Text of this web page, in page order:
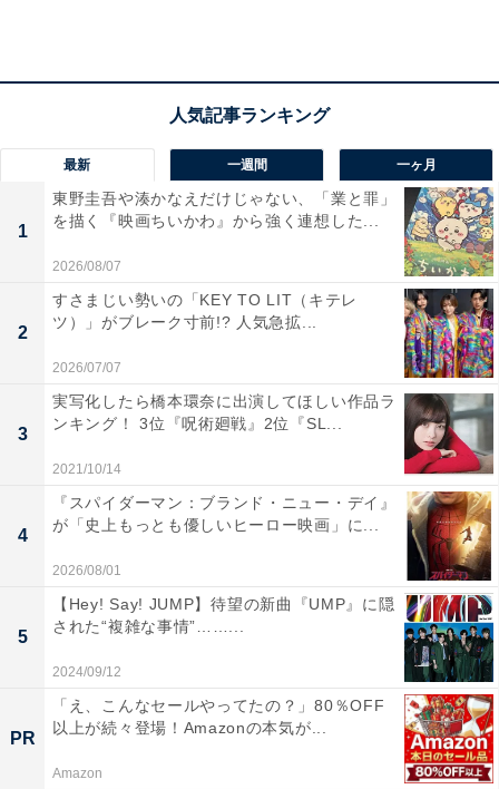
2位：『ダウンタウンのガキの使いやあらへん
で！』（日本テレビ）
（画像出典：
日本テレビ『ダウンタウンのガキの使いやあらへんで！』公式
最新 一週間 一ヶ月
1
東野圭吾や湊かなえだけじゃない、「業と罪」
を描く『映画ちいかわ』から強く連想した...
2026/08/07
2
すさまじい勢いの「KEY TO LIT（キテレ
ツ）」がブレーク寸前!? 人気急拡...
2026/07/07
3
実写化したら橋本環奈に出演してほしい作品ラ
ンキング！ 3位『呪術廻戦』2位『SL...
2021/10/14
4
『スパイダーマン：ブランド・ニュー・デイ』
が「史上もっとも優しいヒーロー映画」に...
2026/08/01
5
【Hey! Say! JUMP】待望の新曲『UMP』に隠
された“複雑な事情”……...
2024/09/12
PR
「え、こんなセールやってたの？」80％OFF
以上が続々登場！Amazonの本気が...
Amazon